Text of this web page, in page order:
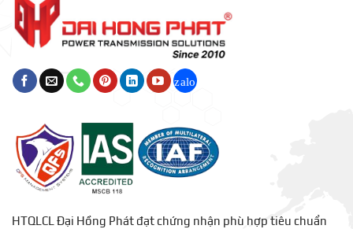
HTQLCL Đại Hồng Phát đạt chứng nhận phù hợp tiêu chuẩn